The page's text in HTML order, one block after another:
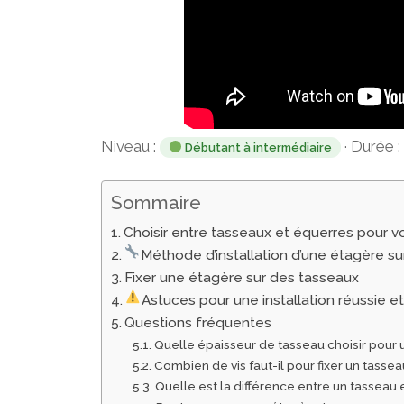
Niveau : Débutant à intermédiaire · Durée :
Sommaire
Choisir entre tasseaux et équerres pour
Méthode d’installation d’une étagère
Fixer une étagère sur des tasseaux
Astuces pour une installation réussie
Questions fréquentes
Quelle épaisseur de tasseau choisir pour
Combien de vis faut-il pour fixer un
Quelle est la différence entre un tasseau